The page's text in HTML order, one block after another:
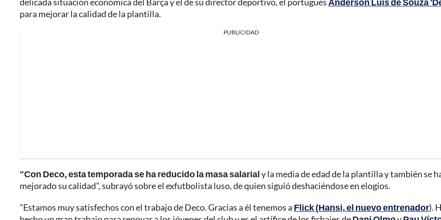
para mejorar la calidad de la plantilla.
PUBLICIDAD
"Con Deco, esta temporada se ha reducido la masa salarialy la media de edad de la plantilla y también se
mejorado su calidad", subrayó sobre el exfutbolista luso, de quien siguió deshaciéndose en elogios.
"Estamos muy satisfechos con el trabajo de Deco. Gracias a él tenemos a Flick (Hansi, el nuevo entrenador).